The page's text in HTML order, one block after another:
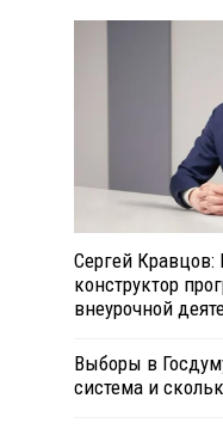
Сергей
конструктор
внеурочной
Выборы в
система и